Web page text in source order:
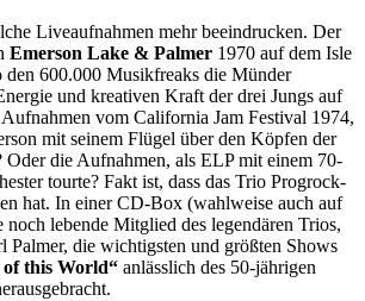
Liveaufnahmen mehr beeindrucken. Der
Emerson Lake & Palmer 1970 auf dem Isle
600.000 Musikfreaks die Münder
und kreativen Kraft der drei Jungs auf
vom California Jam Festival 1974,
mit seinem Flügel über den Köpfen der
Oder die Aufnahmen, als ELP mit einem 70-
tourte? Fakt ist, dass das Trio Progrock-
hat. In einer CD-Box (wahlweise auch auf
lebende Mitglied des legendären Trios,
Palmer, die wichtigsten und größten Shows
of this World“ anlässlich des 50-jährigen